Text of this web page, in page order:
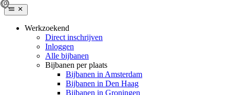
Werkzoekend
Direct inschrijven
Inloggen
Alle bijbanen
Bijbanen per plaats
Bijbanen in Amsterdam
Bijbanen in Den Haag
Bijbanen in Groningen